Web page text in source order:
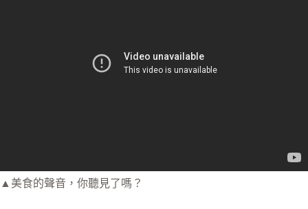
▲美食的聲音，你聽見了嗎？